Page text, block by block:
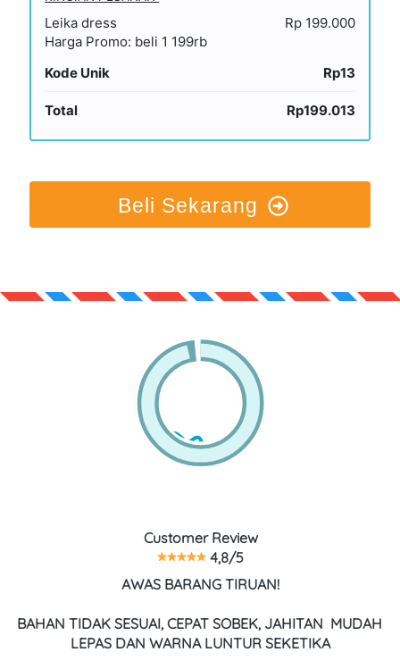
Leika dress
Harga Promo: beli 1 199rb
Rp 199.000
Kode Unik Rp13
Total Rp199.013
Beli Sekarang
Customer Review
4,8/5
AWAS BARANG TIRUAN!
BAHAN TIDAK SESUAI, CEPAT SOBEK, JAHITAN  MUDAH
LEPAS DAN WARNA LUNTUR SEKETIKA